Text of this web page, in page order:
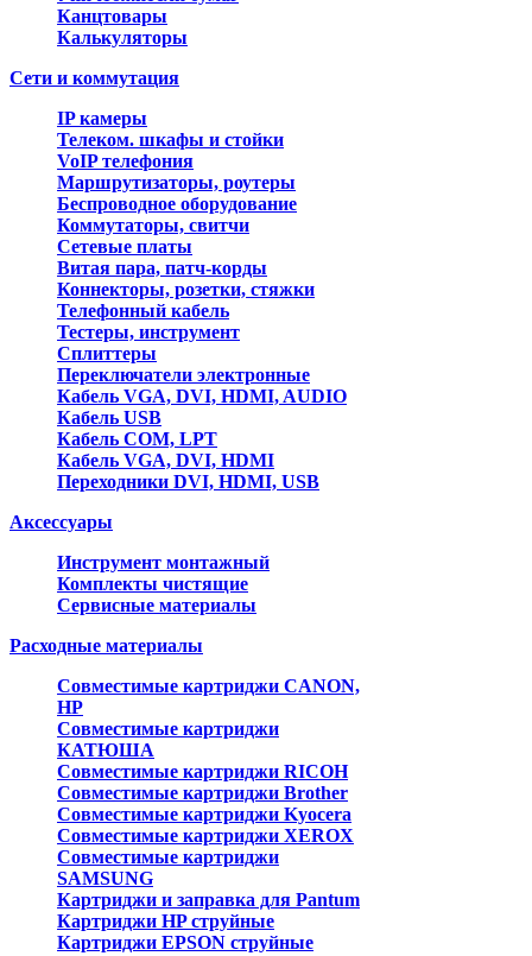
Канцтовары
Калькуляторы
Сети и коммутация
IP камеры
Телеком. шкафы и стойки
VoIP телефония
Маршрутизаторы, роутеры
Беспроводное оборудование
Коммутаторы, свитчи
Сетевые платы
Витая пара, патч-корды
Коннекторы, розетки, стяжки
Телефонный кабель
Тестеры, инструмент
Сплиттеры
Переключатели электронные
Кабель VGA, DVI, HDMI, AUDIO
Кабель USB
Кабель COM, LPT
Кабель VGA, DVI, HDMI
Переходники DVI, HDMI, USB
Аксессуары
Инструмент монтажный
Комплекты чистящие
Сервисные материалы
Расходные материалы
Совместимые картриджи CANON,
HP
Совместимые картриджи
КАТЮША
Совместимые картриджи RICOH
Совместимые картриджи Brother
Совместимые картриджи Kyocera
Совместимые картриджи XEROX
Совместимые картриджи
SAMSUNG
Картриджи и заправка для Pantum
Картриджи HP струйные
Картриджи EPSON струйные